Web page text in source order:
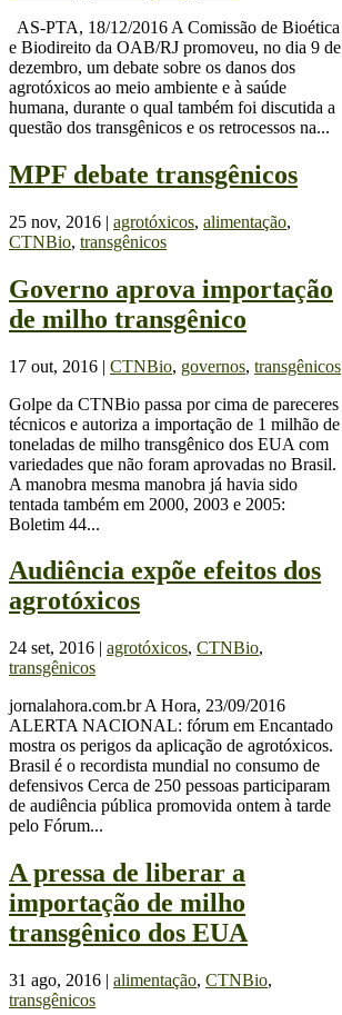
AS-PTA, 18/12/2016 A Comissão de Bioética
e Biodireito da OAB/RJ promoveu, no dia 9 de
dezembro, um debate sobre os danos dos
agrotóxicos ao meio ambiente e à saúde
humana, durante o qual também foi discutida a
questão dos transgênicos e os retrocessos na...
MPF debate transgênicos
25 nov, 2016 | agrotóxicos, alimentação,
CTNBio, transgênicos
Governo aprova importação
de milho transgênico
17 out, 2016 | CTNBio, governos, transgênicos
Golpe da CTNBio passa por cima de pareceres
técnicos e autoriza a importação de 1 milhão de
toneladas de milho transgênico dos EUA com
variedades que não foram aprovadas no Brasil.
A manobra mesma manobra já havia sido
tentada também em 2000, 2003 e 2005:
Boletim 44...
Audiência expõe efeitos dos
agrotóxicos
24 set, 2016 | agrotóxicos, CTNBio,
transgênicos
jornalahora.com.br A Hora, 23/09/2016
ALERTA NACIONAL: fórum em Encantado
mostra os perigos da aplicação de agrotóxicos.
Brasil é o recordista mundial no consumo de
defensivos Cerca de 250 pessoas participaram
de audiência pública promovida ontem à tarde
pelo Fórum...
A pressa de liberar a
importação de milho
transgênico dos EUA
31 ago, 2016 | alimentação, CTNBio,
transgênicos